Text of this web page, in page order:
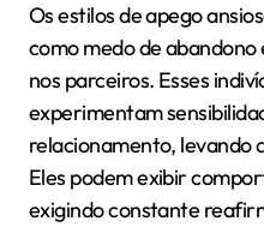
Os estilos de apego
como medo de
nos parceiros. Esses
experimentam
relacionamento, levando
Eles podem exibir
exigindo constante